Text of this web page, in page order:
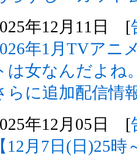
年12月11日 [
年1月TVアニ
は女なんだよね
らに追加配信情
年12月05日 [
【12月7日(日)25